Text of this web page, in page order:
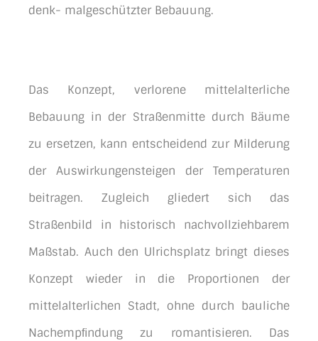
denk- malgeschützter Bebauung.
Das Konzept, verlorene mittelalterliche
Bebauung in der Straßenmitte durch Bäume
zu ersetzen, kann entscheidend zur Milderung
der Auswirkungensteigen der Temperaturen
beitragen. Zugleich gliedert sich das
Straßenbild in historisch nachvollziehbarem
Maßstab. Auch den Ulrichsplatz bringt dieses
Konzept wieder in die Proportionen der
mittelalterlichen Stadt, ohne durch bauliche
Nachempﬁndung zu romantisieren. Das